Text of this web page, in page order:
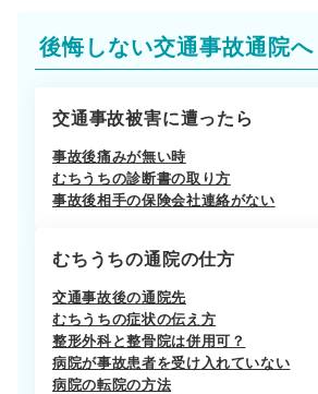
後悔しない交通事故通院へ
交通事故被害に遭ったら
事故後痛みが無い時
むちうちの診断書の取り方
事故後相手の保険会社連絡がない
むちうちの通院の仕方
交通事故後の通院先
むちうちの症状の伝え方
整形外科と整骨院は併用可？
病院が事故患者を受け入れていない
病院の転院の方法